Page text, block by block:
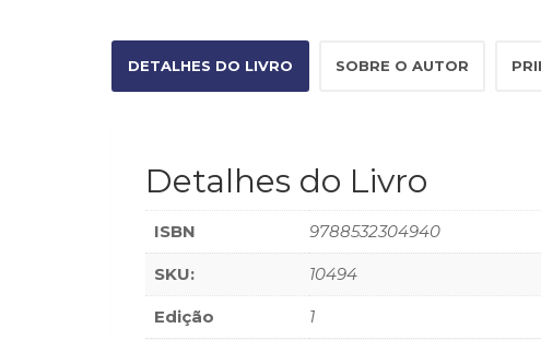
DETALHES DO LIVRO SOBRE O AUTOR
Detalhes do Livro
ISBN 9788532304940
SKU: 10494
Edição 1